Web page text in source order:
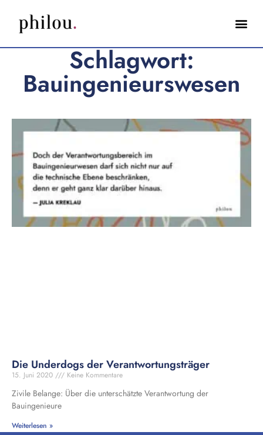
Schlagwort:
Bauingenieurswesen
Die Underdogs der Verantwortungsträger
15. Juni 2020 Keine Kommentare
Zivile Belange: Über die unterschätzte Verantwortung der
Bauingenieure
Weiterlesen »